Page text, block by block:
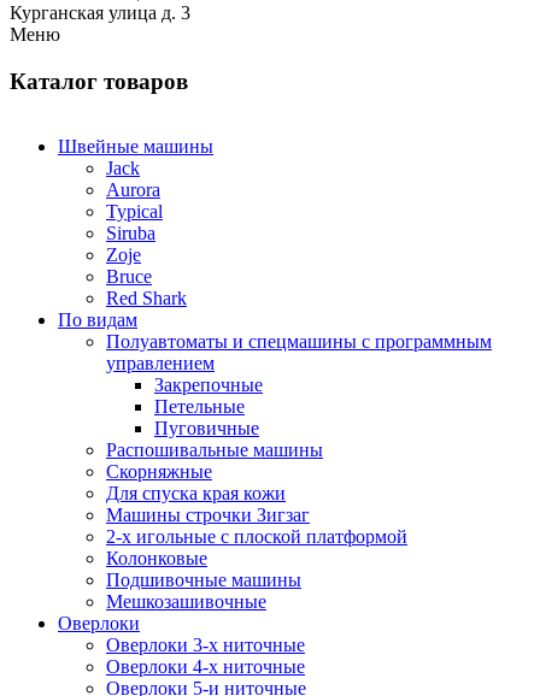
Курганская улица д. 3
Меню
Каталог товаров
Швейные машины
Jack
Aurora
Typical
Siruba
Zoje
Bruce
Red Shark
По видам
Полуавтоматы и спецмашины с программным
управлением
Закрепочные
Петельные
Пуговичные
Распошивальные машины
Скорняжные
Для спуска края кожи
Машины строчки Зигзаг
2-х игольные с плоской платформой
Колонковые
Подшивочные машины
Мешкозашивочные
Оверлоки
Оверлоки 3-х ниточные
Оверлоки 4-х ниточные
Оверлоки 5-и ниточные